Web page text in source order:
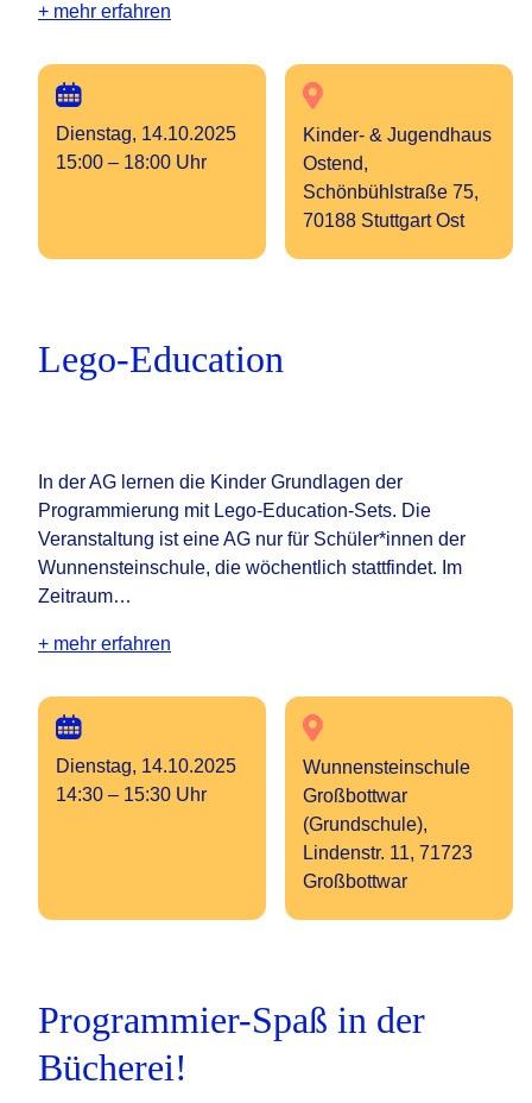
+ mehr erfahren
Dienstag, 14.10.2025
15:00 – 18:00 Uhr
Kinder- & Jugendhaus
Ostend,
Schönbühlstraße 75,
70188 Stuttgart Ost
Lego-Education
In der AG lernen die Kinder Grundlagen der
Programmierung mit Lego-Education-Sets. Die
Veranstaltung ist eine AG nur für Schüler*innen der
Wunnensteinschule, die wöchentlich stattfindet. Im
Zeitraum…
+ mehr erfahren
Dienstag, 14.10.2025
14:30 – 15:30 Uhr
Wunnensteinschule
Großbottwar
(Grundschule),
Lindenstr. 11, 71723
Großbottwar
Programmier-Spaß in der
Bücherei!